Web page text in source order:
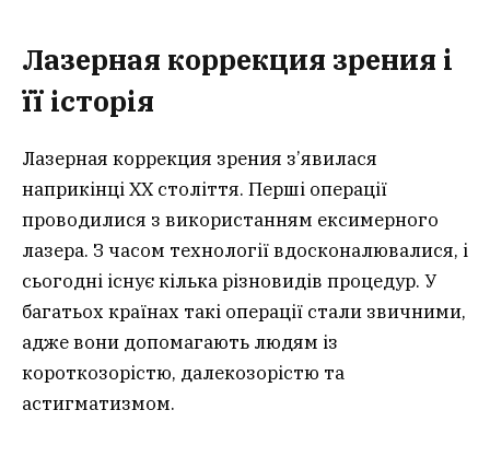
Лазерная коррекция зрения і
її історія
Лазерная коррекция зрения з’явилася
наприкінці ХХ століття. Перші операції
проводилися з використанням ексимерного
лазера. З часом технології вдосконалювалися, і
сьогодні існує кілька різновидів процедур. У
багатьох країнах такі операції стали звичними,
адже вони допомагають людям із
короткозорістю, далекозорістю та
астигматизмом.